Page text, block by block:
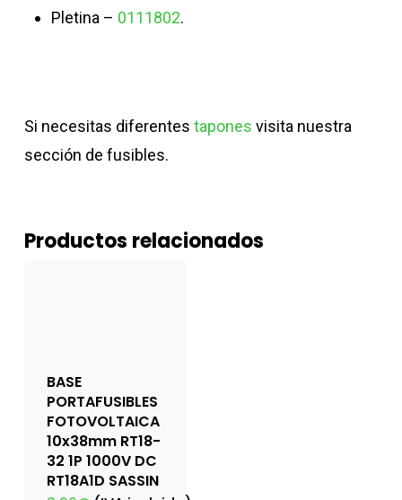
Pletina – 0111802.
Si necesitas diferentes tapones visita nuestra
sección de fusibles.
Productos relacionados
BASE
PORTAFUSIBLES
FOTOVOLTAICA
10x38mm RT18-
32 1P 1000V DC
RT18A1D SASSIN